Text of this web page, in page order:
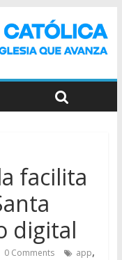
facilita
digital
0 Comments app,